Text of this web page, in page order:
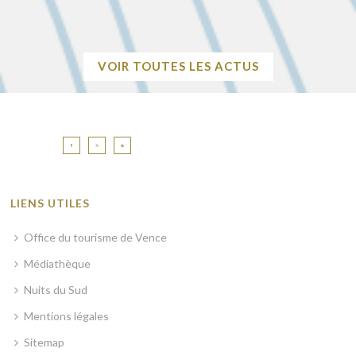
VOIR TOUTES LES ACTUS
LIENS UTILES
Office du tourisme de Vence
Médiathèque
Nuits du Sud
Mentions légales
Sitemap